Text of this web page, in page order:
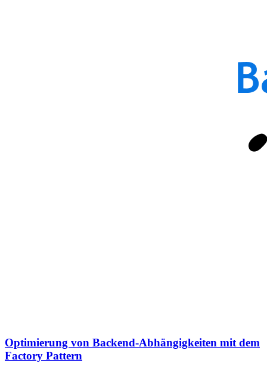
Optimierung von Backend-Abhängigkeiten mit dem
Factory Pattern